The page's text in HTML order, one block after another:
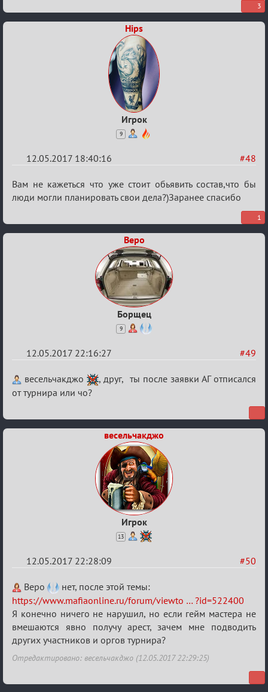
Вендетты
3
Hips
Игрок
9
#48
12.05.2017 18:40:16
Re:
Кубок
Вам не кажеться что уже стоит обьявить состав,что бы
люди могли планировать свои дела?)Заранее спасибо
1
Веро
Борщец
9
#49
12.05.2017 22:16:27
Re:
Кубок
весельчакджо
, друг, ты после заявки АГ отписался
от турнира или чо?
весельчакджо
Игрок
13
#50
12.05.2017 22:28:09
Re:
Кубок
Вендетты
Веро
нет, после этой темы:
https://www.mafiaonline.ru/forum/viewto … ?id=522400
Я конечно ничего не нарушил, но если гейм мастера не
вмешаются явно получу арест, зачем мне подводить
других участников и оргов турнира?
Отредактировано: весельчакджо (12.05.2017 22:29:25)